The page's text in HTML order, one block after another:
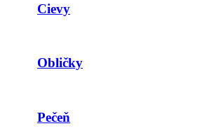
Cievy
Obličky
Pečeň